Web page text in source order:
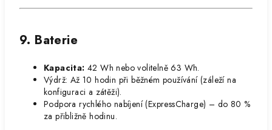
9. Baterie
Kapacita: 42 Wh nebo volitelně 63 Wh.
Výdrž: Až 10 hodin při běžném používání (záleží na
konfiguraci a zátěži).
Podpora rychlého nabíjení (ExpressCharge) – do 80 %
za přibližně hodinu.